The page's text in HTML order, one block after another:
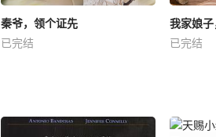
秦爷，领个证先
已完结
我家娘
已完结